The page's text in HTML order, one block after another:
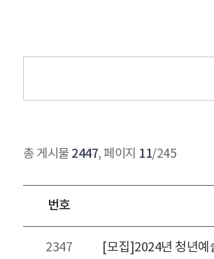
총 게시물 2447, 페이지 11/245
번호
2347 [모집]2024년 청년예